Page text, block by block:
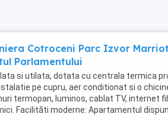
Cotroceni Parc Izvor
Parlamentului
si utilata, dotata cu centrala termica
pe cupru, aer conditionat si o
termopan, luminos, cablat TV, internet
Facilităti moderne: Apartamentul